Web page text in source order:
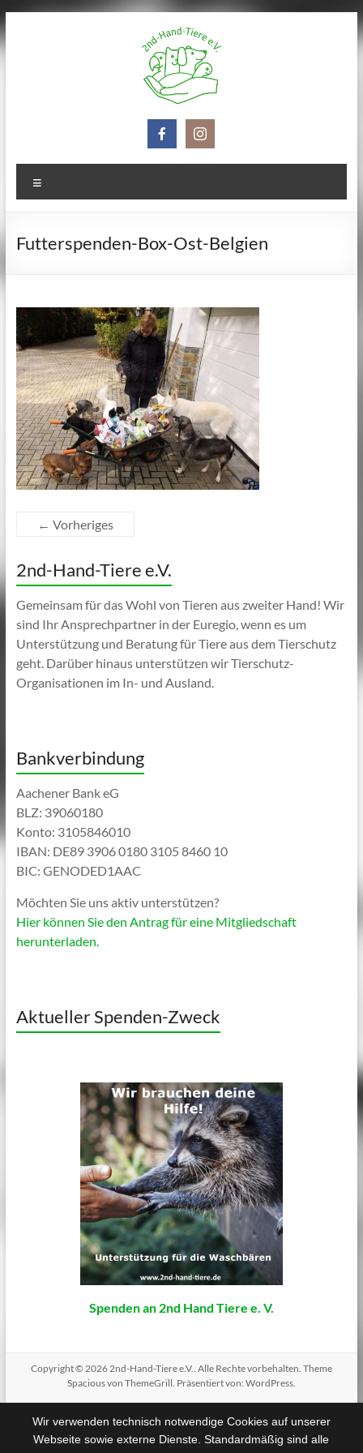
Zum
Inhalt
springen
Hand-
Tiere
Futterspenden-Box-Ost-Belgien
← Vorheriges
2nd-Hand-Tiere e.V.
Gemeinsam für das Wohl von Tieren aus zweiter Hand! Wir
sind Ihr Ansprechpartner in der Euregio, wenn es um
Unterstützung und Beratung für Tiere aus dem Tierschutz
geht. Darüber hinaus unterstützen wir Tierschutz-
Organisationen im In- und Ausland.
Bankverbindung
Aachener Bank eG
BLZ: 39060180
Konto: 3105846010
IBAN: DE89 3906 0180 3105 8460 10
BIC: GENODED1AAC
Möchten Sie uns aktiv unterstützen?
Hier können Sie den Antrag für eine Mitgliedschaft
herunterladen.
Aktueller Spenden-Zweck
Spenden an 2nd Hand Tiere e. V.
Copyright © 20262nd-Hand-Tiere e.V.. Alle Rechte vorbehalten. Theme
Spaciousvon ThemeGrill. Präsentiert von: WordPress.
Wir verwenden technisch notwendige Cookies auf unserer
Webseite sowie externe Dienste. Standardmäßig sind alle